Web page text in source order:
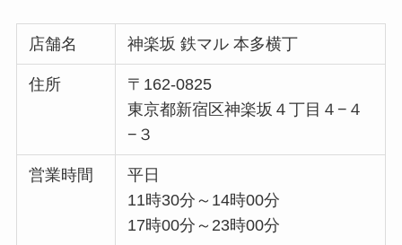
店舗名 神楽坂 鉄マル 本多横丁
住所
〒162-0825
東京都新宿区神楽坂４丁目４−４
−３
営業時間
平日
11時30分～14時00分
17時00分～23時00分